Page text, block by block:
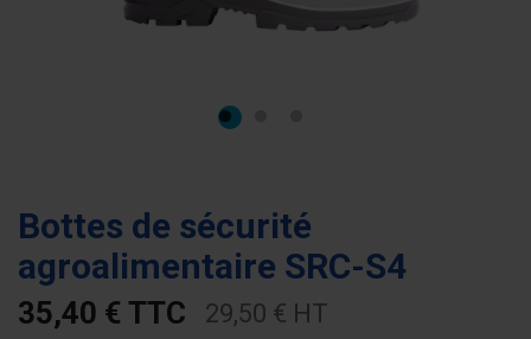
Bottes de sécurité
agroalimentaire SRC-S4
35,40 € TTC 29,50 € HT